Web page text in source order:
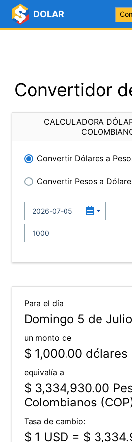
DOLAR
Convertidor
CALCULADORA
Convertir Dólares a
Convertir Pesos a
Para el día
Domingo 5 de
un monto de
$ 1,000.00 dólares
equivalía a
$ 3,334,930.00
Colombianos
Tasa de cambio:
$ 1 USD = $